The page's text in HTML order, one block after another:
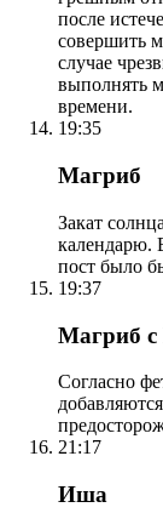
после
совершить
случае
выполнять
времени.
19:35
Магриб
Закат
календарю.
пост было
19:37
Магриб с
Согласно
21:17
Иша